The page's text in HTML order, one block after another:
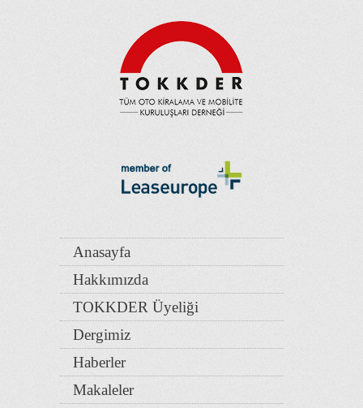
Anasayfa
Hakkımızda
TOKKDER Üyeliği
Dergimiz
Haberler
Makaleler